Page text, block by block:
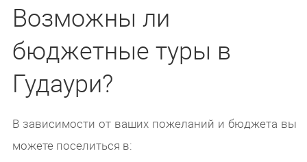
Возможны ли
бюджетные туры в
Гудаури?
В зависимости от ваших пожеланий и бюджета вы
можете поселиться в: